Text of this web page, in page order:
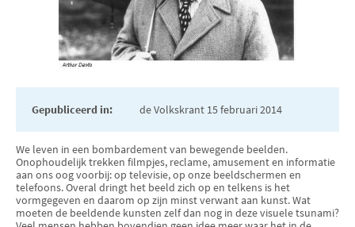
Gepubliceerd in: de Volkskrant 15 februari 2014
We leven in een bombardement van bewegende beelden.
Onophoudelijk trekken filmpjes, reclame, amusement en informatie
aan ons oog voorbij: op televisie, op onze beeldschermen en
telefoons. Overal dringt het beeld zich op en telkens is het
vormgegeven en daarom op zijn minst verwant aan kunst. Wat
moeten de beeldende kunsten zelf dan nog in deze visuele tsunami?